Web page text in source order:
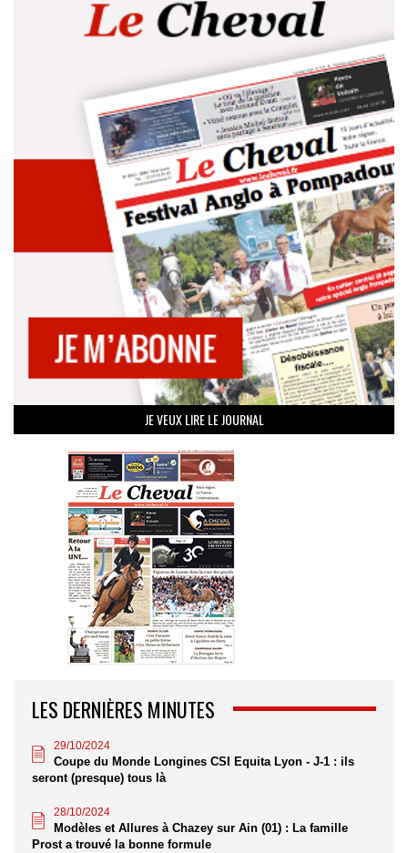
JE VEUX LIRE LE JOURNAL
LES DERNIÈRES MINUTES
29/10/2024
Coupe du Monde Longines CSI Equita Lyon - J-1 : ils
seront (presque) tous là
28/10/2024
Modèles et Allures à Chazey sur Ain (01) : La famille
Prost a trouvé la bonne formule